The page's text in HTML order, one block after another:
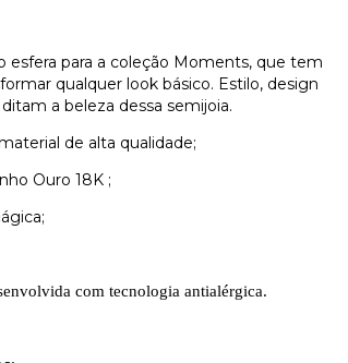
esfera para a coleção Moments, que tem
qualquer look básico. Estilo, design
a beleza dessa semijoia.
de alta qualidade;
Ouro 18K ;
com tecnologia antialérgica.